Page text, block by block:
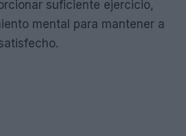
suficiente ejercicio,
mental para mantener a